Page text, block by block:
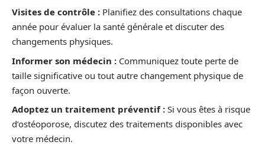
Visites de contrôle : Planifiez des consultations chaque
année pour évaluer la santé générale et discuter des
changements physiques.
Informer son médecin : Communiquez toute perte de
taille significative ou tout autre changement physique de
façon ouverte.
Adoptez un traitement préventif : Si vous êtes à risque
d’ostéoporose, discutez des traitements disponibles avec
votre médecin.